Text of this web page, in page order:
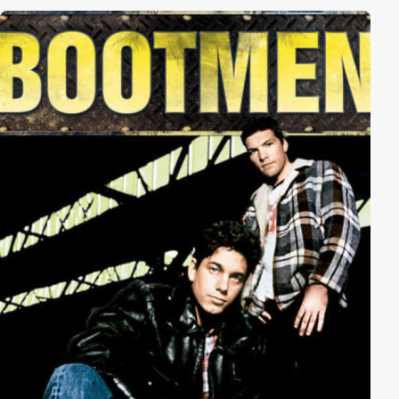
lebensbedrohlichste Ermittlung seines Lebens